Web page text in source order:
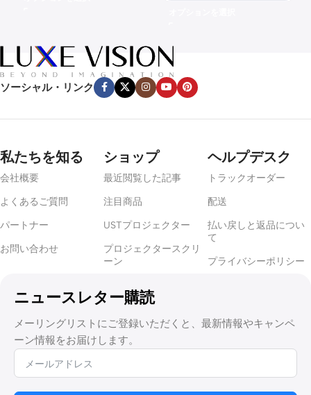
ソーシャル・リンク
私たちを知る
会社概要
よくあるご質問
パートナー
お問い合わせ
ショップ
最近閲覧した記事
注目商品
USTプロジェクター
プロジェクタースクリ
ーン
ヘルプデスク
トラックオーダー
配送
払い戻しと返品につい
て
プライバシーポリシー
ニュースレター購読
メーリングリストにご登録いただくと、最新情報やキャンペ
ーン情報をお届けします。